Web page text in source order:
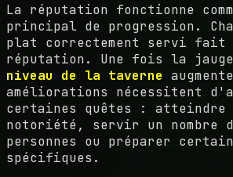
La réputation fonctionne
principal de progression.
plat correctement servi fait
réputation. Une fois la
niveau de la taverne
améliorations nécessitent
certaines quêtes : atteindre
notoriété, servir un nombre
personnes ou préparer
spécifiques.